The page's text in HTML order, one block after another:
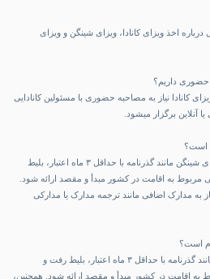
اخذ ویزای کانادا، ویزای شینگن و ویزای
حضوری داریم؟
کانادا نیاز به مصاحبه حضوری با مسئولین کانادایی
آنلاین برگزار میشود.
است؟
شینگن
مانند گذرنامه با حداقل ۳ ماه اعتبار، بلیط
به اقامت در کشور مبدأ و مقصد ارائه شود.
به مدارک اضافی مانند ترجمه مدارک یا مدارکی
است؟
برای اخذ ویزای سوئیس، باید مدارکی مانند گذرنامه با حداقل ۳ ماه اعتبار، بلیط رفت و
اقامت در کشور مبدأ و مقصد ارائه شود. همچنین،